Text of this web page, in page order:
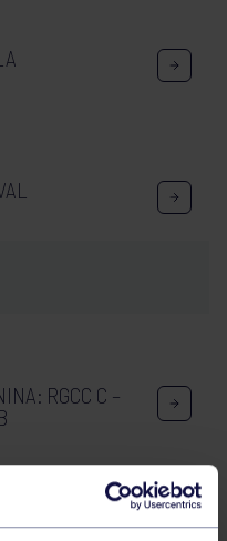
RGCC C –
WORLD